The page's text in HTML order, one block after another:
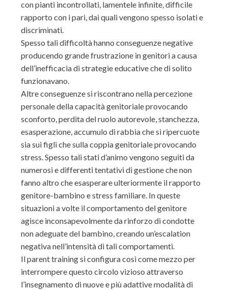
con pianti incontrollati, lamentele infinite, difficile
rapporto con i pari, dai quali vengono spesso isolati e
discriminati.
Spesso tali difficoltà hanno conseguenze negative
producendo grande frustrazione in genitori a causa
dell’inefficacia di strategie educative che di solito
funzionavano.
Altre conseguenze si riscontrano nella percezione
personale della capacità genitoriale provocando
sconforto, perdita del ruolo autorevole, stanchezza,
esasperazione, accumulo di rabbia che si ripercuote
sia sui figli che sulla coppia genitoriale provocando
stress. Spesso tali stati d’animo vengono seguiti da
numerosi e differenti tentativi di gestione che non
fanno altro che esasperare ulteriormente il rapporto
genitore-bambino e stress familiare. In queste
situazioni a volte il comportamento del genitore
agisce inconsapevolmente da rinforzo di condotte
non adeguate del bambino, creando un’escalation
negativa nell’intensità di tali comportamenti.
Il parent training si configura così come mezzo per
interrompere questo circolo vizioso attraverso
l’insegnamento di nuove e più adattive modalità di